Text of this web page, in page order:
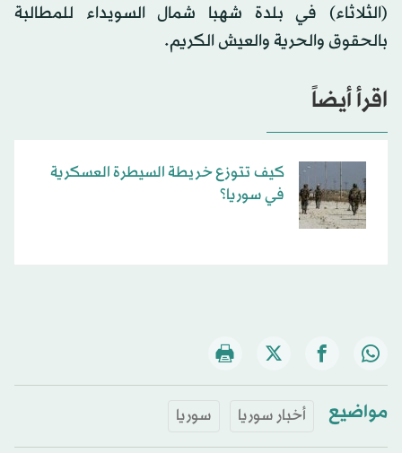
(الثلاثاء) في بلدة شهبا شمال السويداء للمطالبة
بالحقوق والحرية والعيش الكريم.
اقرأ أيضاً
كيف تتوزع خريطة السيطرة العسكرية
في سوريا؟
مواضيع أخبار سوريا سوريا